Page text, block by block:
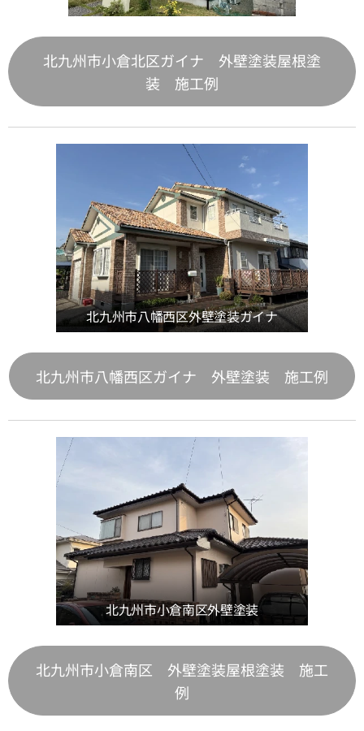
北九州市小倉北区ガイナ 外壁塗装屋根塗
装 施工例
北九州市八幡西区外壁塗装ガイナ
北九州市八幡西区ガイナ 外壁塗装 施工例
北九州市小倉南区外壁塗装
北九州市小倉南区 外壁塗装屋根塗装 施工
例